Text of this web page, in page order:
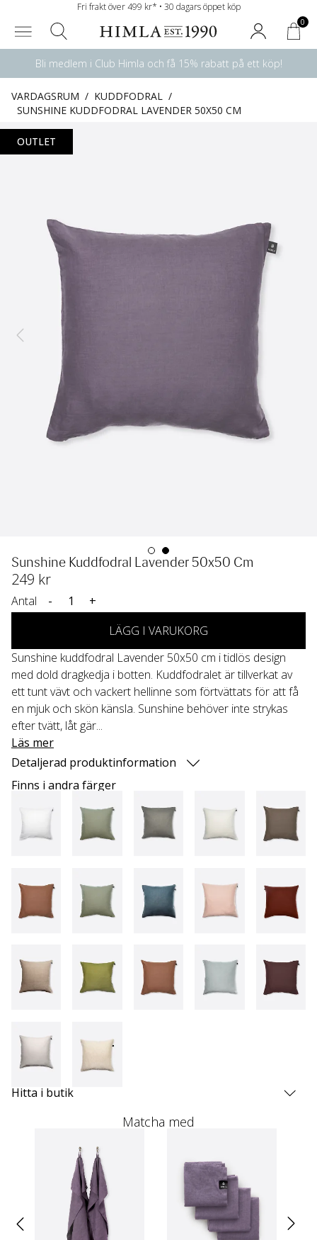
Fri frakt över 499 kr* • 30 dagars öppet köp
0
Bli medlem i Club Himla och få 15% rabatt på ett köp!
VARDAGSRUM / KUDDFODRAL /
SUNSHINE KUDDFODRAL LAVENDER 50X50 CM
OUTLET
Sunshine Kuddfodral Lavender 50x50 Cm
249 kr
Antal -
+
LÄGG I VARUKORG
Sunshine kuddfodral Lavender 50x50 cm i tidlös design
med dold dragkedja i botten. Kuddfodralet är tillverkat av
ett tunt vävt och vackert hellinne som förtvättats för att få
en mjuk och skön känsla. Sunshine behöver inte strykas
efter tvätt, låt gär...
Läs mer
Detaljerad produktinformation
Finns i andra färger
Hitta i butik
Matcha med